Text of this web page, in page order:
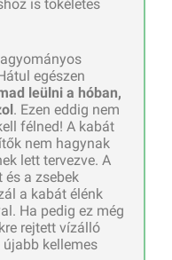
is tökéletes
egészen
leülni a hóban,
. Ezen eddig nem
félned! A kabát
nem hagynak
lett tervezve. A
a zsebek
a kabát élénk
Ha pedig ez még
rejtett vízálló
kellemes